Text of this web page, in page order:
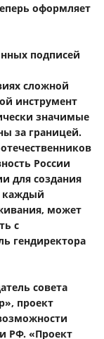
оформляет
подписей
сложной
инструмент
значимые
за границей.
России
для создания
каждый
может
с
гендиректора
совета
проект
РФ. «Проект